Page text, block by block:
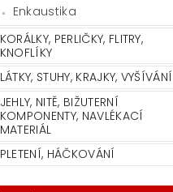
Enkaustika
KORÁLKY, PERLIČKY, FLITRY,
KNOFLÍKY
LÁTKY, STUHY, KRAJKY, VYŠÍVÁNÍ
JEHLY, NITĚ, BIŽUTERNÍ
KOMPONENTY, NAVLÉKACÍ
MATERIÁL
PLETENÍ, HÁČKOVÁNÍ